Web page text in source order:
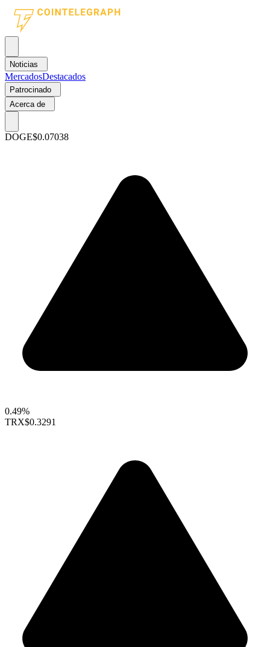
Noticias
MercadosDestacados
Patrocinado
Acerca de
DOGE$0.07038
0.49%
TRX$0.3291